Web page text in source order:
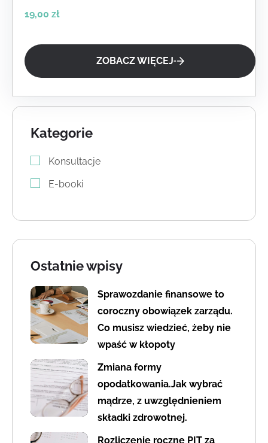
Kategorie
Konsultacje
E-booki
Ostatnie wpisy
Sprawozdanie finansowe to
coroczny obowiązek zarządu.
Co musisz wiedzieć, żeby nie
wpaść w kłopoty
Zmiana formy
opodatkowania.Jak wybrać
mądrze, z uwzględnieniem
składki zdrowotnej.
Rozliczenie roczne PIT za
19,00 zł
ZOBACZ WIĘCEJ